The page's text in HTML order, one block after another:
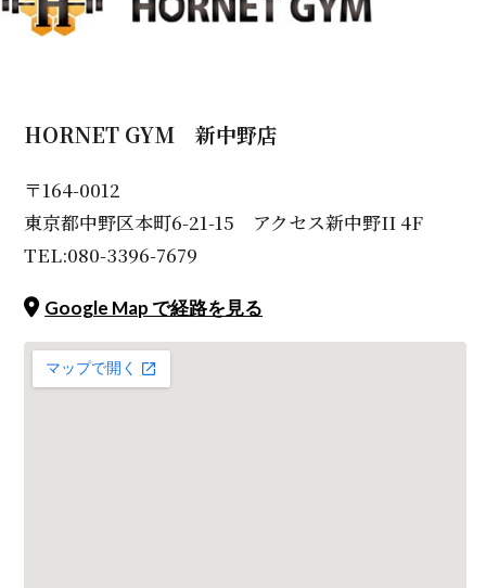
HORNET GYM 新中野店
〒164-0012
東京都中野区本町6-21-15 アクセス新中野II 4F
TEL:080-3396-7679
Google Map で経路を見る